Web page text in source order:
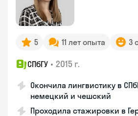
5 11 лет опыта 3
СПбГУ • 2015 г.
Окончила лингвистику в
немецкий и чешский
Проходила стажировки в